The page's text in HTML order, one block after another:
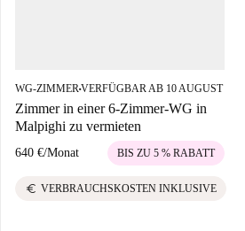
WG-ZIMMER■VERFÜGBAR AB 10 AUGUST
Zimmer in einer 6-Zimmer-WG in
Malpighi zu vermieten
640 €/Monat BIS ZU 5 % RABATT
euro VERBRAUCHSKOSTEN INKLUSIVE